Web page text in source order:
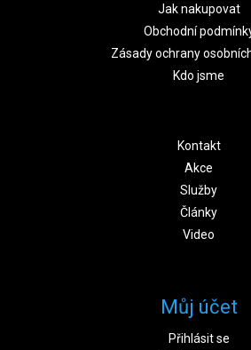
Jak nakupovat
Obchodní
Zásady ochrany
Kdo jsme
Kontakt
Akce
Služby
Články
Video
Můj účet
Přihlásit se